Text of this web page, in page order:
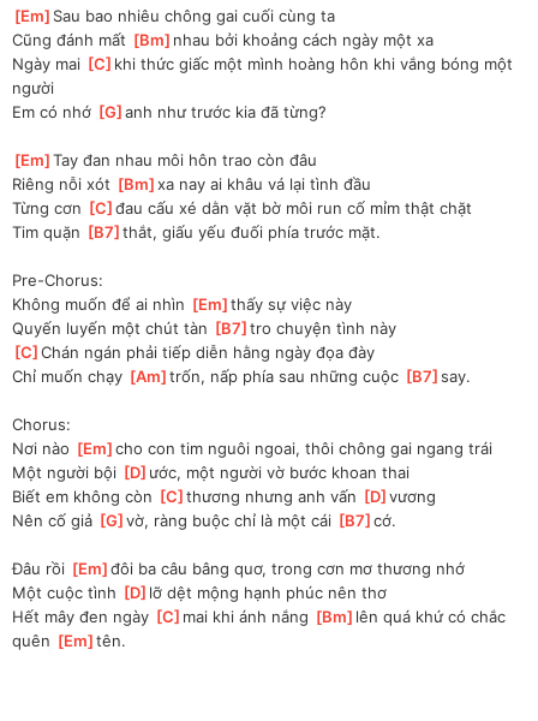
[Em ]Sau bao nhiêu chông gai cuối cùng ta
Cũng đánh mất [Bm ]nhau bởi khoảng cách ngày một xa
Ngày mai [C ]khi thức giấc một mình hoàng hôn khi vắng bóng một
người
Em có nhớ [G ]
anh như trước kia đã từng?
[Em ]
Tay đan nhau môi hôn trao còn đâu
Riêng nỗi xót [Bm ]
xa nay ai khâu vá lại tình đầu
Từng cơn [C ]
đau cấu xé dằn vặt bờ môi run cố mỉm thật chặt
Tim quặn [B7 ]thắt, giấu yếu đuối phía trước mặt.
Pre-Chorus:
Không muốn để ai nhìn [Em ]thấy sự việc này
Quyến luyến một chút tàn [B7 ]tro chuyện tình này
[C ]
Chán ngán phải tiếp diễn hằng ngày đọa đày
Chỉ muốn chạy [Am ]trốn, nấp phía sau những cuộc [B7 ]
say.
Chorus:
Nơi nào [Em ]
cho con tim nguôi ngoai, thôi chông gai ngang trái
Một người bội [D ]ước, một người vờ bước khoan thai
Biết em không còn [C ]thương nhưng anh vấn [D ]
vương
Nên cố giả [G ]
vờ, ràng buộc chỉ là một cái [B7 ]
cớ.
Đâu rồi [Em ]
đôi ba câu bâng quơ, trong cơn mơ thương nhớ
Một cuộc tình [D ]lỡ dệt mộng hạnh phúc nên thơ
Hết mây đen ngày [C ]mai khi ánh nắng [Bm ]lên quá khứ có chắc
quên [Em ]tên.